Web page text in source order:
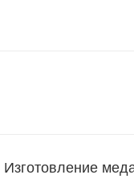
Изготовление